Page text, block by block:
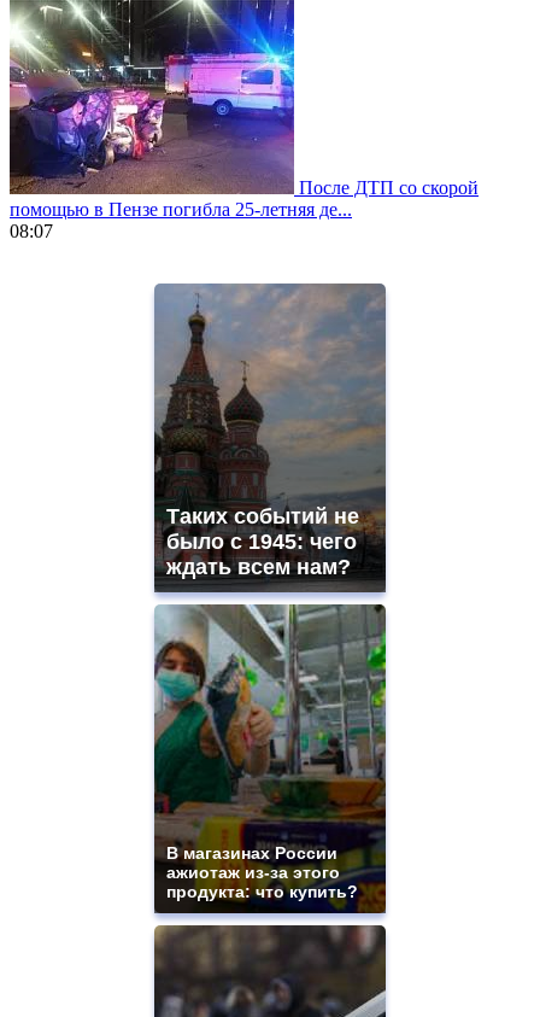
После ДТП со скорой
помощью в Пензе погибла 25-летняя де...
08:07
https://gradewatches.to/
https://www.replicasrelojes.to/
Таких событий не
было с 1945: чего
ждать всем нам?
В магазинах России
ажиотаж из-за этого
продукта: что купить?